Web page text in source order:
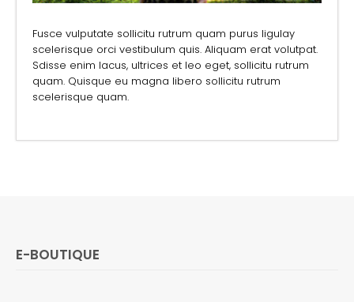
Fusce vulputate sollicitu rutrum quam purus ligulay
scelerisque orci vestibulum quis. Aliquam erat volutpat.
Sdisse enim lacus, ultrices et leo eget, sollicitu rutrum
quam. Quisque eu magna libero sollicitu rutrum
scelerisque quam.
E-BOUTIQUE